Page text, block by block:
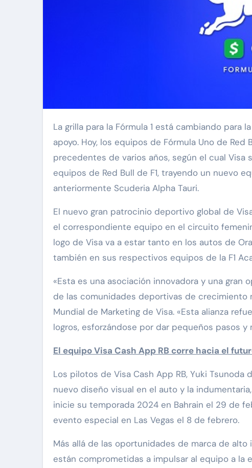
La grilla para la Fórmula 1 está cambiando para la temporada 2024 con nueva presentación y nuevo
apoyo. Hoy, los equipos de Fórmula Uno de Red
precedentes de varios años, según el cual
equipos de Red Bull de F1, trayendo un nuevo
anteriormente Scuderia Alpha Tauri.
El nuevo gran patrocinio deportivo global de
el correspondiente equipo en el circuito
logo de Visa va a estar tanto en los autos de
también en sus respectivos equipos de la F1
«Esta es una asociación innovadora y una gran
de las comunidades deportivas de crecimiento
Mundial de Marketing de Visa. «Esta alianza
logros, esforzándose por dar pequeños pasos
El equipo Visa Cash App RB corre hacia el
Los pilotos de Visa Cash App RB, Yuki
nuevo diseño visual en el auto y la
inicie su temporada 2024 en Bahrain el 29 de
evento especial en Las Vegas el 8 de febrero.
Más allá de las oportunidades de marca de alto
están comprometidas a impulsar al equipo a la